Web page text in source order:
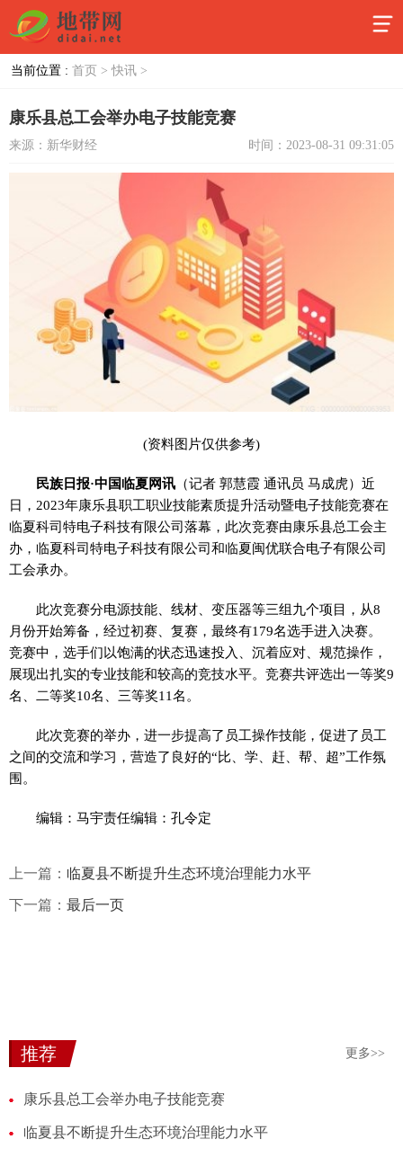
当前位置 : 首页 >快讯 >
康乐县总工会举办电子技能竞赛
来源：新华财经 时间：2023-08-31 09:31:05
(资料图片仅供参考)
民族日报·中国临夏网讯 （记者 郭慧霞 通讯员 马成虎）近
日，2023年康乐县职工职业技能素质提升活动暨电子技能竞赛在
临夏科司特电子科技有限公司落幕，此次竞赛由康乐县总工会主
办，临夏科司特电子科技有限公司和临夏闽优联合电子有限公司
工会承办。
此次竞赛分电源技能、线材、变压器等三组九个项目，从8
月份开始筹备，经过初赛、复赛，最终有179名选手进入决赛。
竞赛中，选手们以饱满的状态迅速投入、沉着应对、规范操作，
展现出扎实的专业技能和较高的竞技水平。竞赛共评选出一等奖9
名、二等奖10名、三等奖11名。
此次竞赛的举办，进一步提高了员工操作技能，促进了员工
之间的交流和学习，营造了良好的“比、学、赶、帮、超”工作氛
围。
编辑：马宇责任编辑：孔令定
上一篇： 临夏县不断提升生态环境治理能力水平
下一篇： 最后一页
推荐 更多>>
康乐县总工会举办电子技能竞赛
临夏县不断提升生态环境治理能力水平